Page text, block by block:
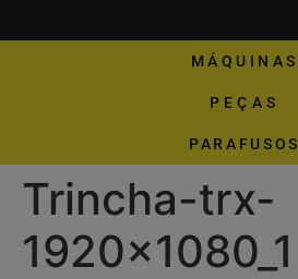
MÁQUINAS
PEÇAS
PARAFUSOS
Trincha-trx-
1920x1080_1